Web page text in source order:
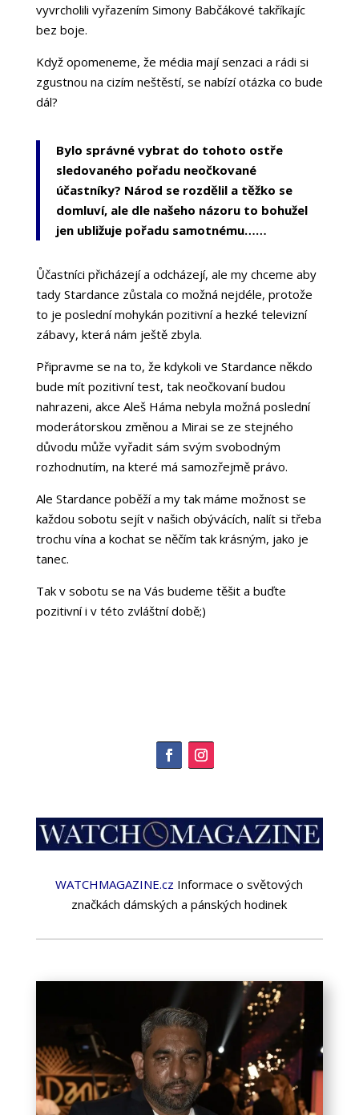
vyvrcholili vyřazením Simony Babčákové takříkajíc
bez boje.
Když opomeneme, že média mají senzaci a rádi si
zgustnou na cizím neštěstí, se nabízí otázka co bude
dál?
Bylo správné vybrat do tohoto ostře
sledovaného pořadu neočkované
účastníky? Národ se rozdělil a těžko se
domluví, ale dle našeho názoru to bohužel
jen ubližuje pořadu samotnému……
Ůčastníci přicházejí a odcházejí, ale my chceme aby
tady Stardance zůstala co možná nejdéle, protože
to je poslední mohykán pozitivní a hezké televizní
zábavy, která nám ještě zbyla.
Připravme se na to, že kdykoli ve Stardance někdo
bude mít pozitivní test, tak neočkovaní budou
nahrazeni, akce Aleš Háma nebyla možná poslední
moderátorskou změnou a Mirai se ze stejného
důvodu může vyřadit sám svým svobodným
rozhodnutím, na které má samozřejmě právo.
Ale Stardance poběží a my tak máme možnost se
každou sobotu sejít v našich obývácích, nalít si třeba
trochu vína a kochat se něčím tak krásným, jako je
tanec.
Tak v sobotu se na Vás budeme těšit a buďte
pozitivní i v této zvláštní době;)
WATCHMAGAZINE.cz Informace o světových
značkách dámských a pánských hodinek